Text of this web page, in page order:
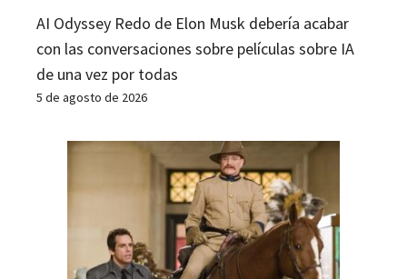
AI Odyssey Redo de Elon Musk debería acabar
con las conversaciones sobre películas sobre IA
de una vez por todas
5 de agosto de 2026